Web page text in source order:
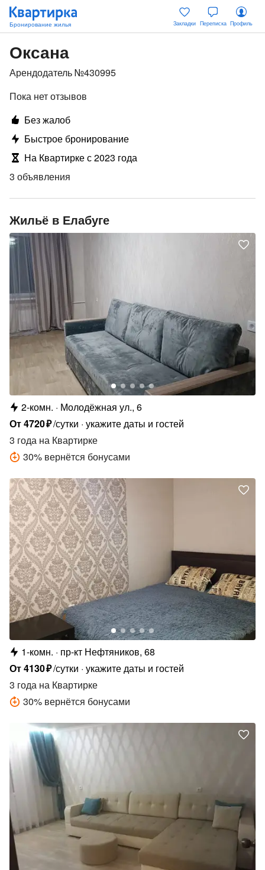
Закладки Переписка Профиль
Оксана
Арендодатель №430995
Пока нет отзывов
Без жалоб
Быстрое бронирование
На Квартирке с 2023 года
3 объявления
Жильё в Елабуге
2-комн.
Молодёжная ул., 6
От4720₽/сутки укажите даты и гостей
3 года на Квартирке
30% вернётся бонусами
1-комн.
пр-кт Нефтяников, 68
От4130₽/сутки укажите даты и гостей
3 года на Квартирке
30% вернётся бонусами